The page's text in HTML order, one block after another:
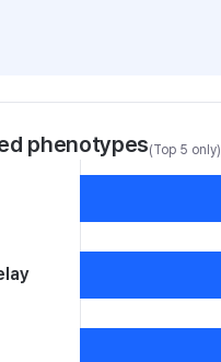
phenotypes(Top 5 only)